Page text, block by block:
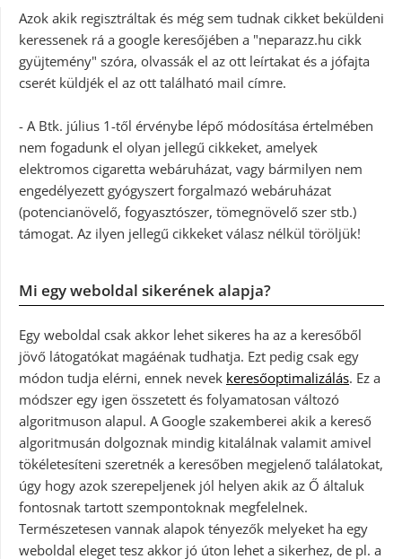
Azok akik regisztráltak és még sem tudnak cikket beküldeni
keressenek rá a google keresőjében a "neparazz.hu cikk
gyüjtemény" szóra, olvassák el az ott leírtakat és a jófajta
cserét küldjék el az ott található mail címre.
- A Btk. július 1-től érvénybe lépő módosítása értelmében
nem fogadunk el olyan jellegű cikkeket, amelyek
elektromos cigaretta webáruházat, vagy bármilyen nem
engedélyezett gyógyszert forgalmazó webáruházat
(potencianövelő, fogyasztószer, tömegnövelő szer stb.)
támogat. Az ilyen jellegű cikkeket válasz nélkül töröljük!
Mi egy weboldal sikerének alapja?
Egy weboldal csak akkor lehet sikeres ha az a keresőből
jövő látogatókat magáénak tudhatja. Ezt pedig csak egy
módon tudja elérni, ennek nevek keresőoptimalizálás. Ez a
módszer egy igen összetett és folyamatosan változó
algoritmuson alapul. A Google szakemberei akik a kereső
algoritmusán dolgoznak mindig kitalálnak valamit amivel
tökéletesíteni szeretnék a keresőben megjelenő találatokat,
úgy hogy azok szerepeljenek jól helyen akik az Ő általuk
fontosnak tartott szempontoknak megfelelnek.
Természetesen vannak alapok tényezők melyeket ha egy
weboldal eleget tesz akkor jó úton lehet a sikerhez, de pl. a